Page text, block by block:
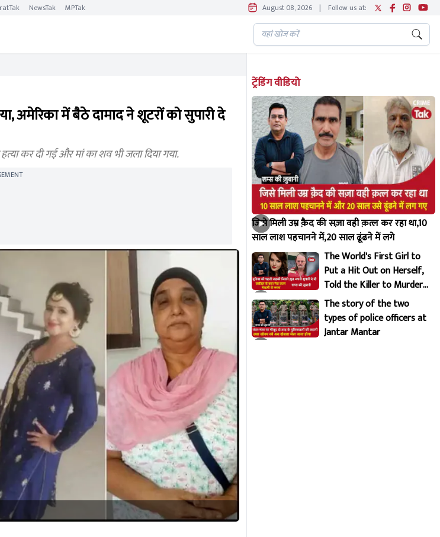
NewsTak MPTak August 08, 2026 | Follow us at:
अमेरिका में बैठे दामाद ने शूटरों को सुपारी दे
कर दी गई और मां का शव भी जला दिया गया.
ट्रेंडिंग वीडियो
जिसे मिली उम्र क़ैद की सज़ा वही क़त्ल कर रहा था,10
साल लाश पहचानने में,20 साल ढूंढने में लगे
The World's First Girl to
Put a Hit Out on Herself,
Told the Killer to Murder
Her Brutally
The story of the two
types of police officers at
Jantar Mantar